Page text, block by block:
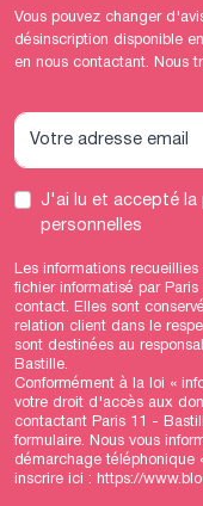
Vous pouvez changer
désinscription disponible
en nous contactant. Nous
J'ai lu et acceptéla
personnelles
Les informations
fichier informatisé par
contact. Elles sont
relation client dans le
sont destinées au
Bastille.
Conformément à la loi «
votre droit d'accès aux
contactant Paris 11 -
formulaire. Nous vous
démarchage téléphonique
inscrire ici : https://